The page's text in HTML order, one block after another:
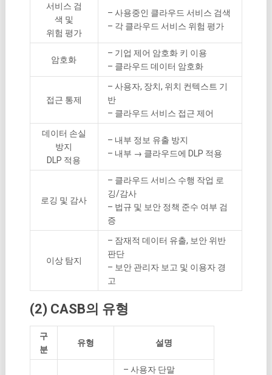
서비스 검
색 및
위험 평가
– 사용중인 클라우드 서비스 검색
– 각 클라우드 서비스 위험 평가
암호화
– 기업 제어 암호화 키 이용
– 클라우드 데이터 암호화
접근 통제
– 사용자, 장치, 위치 컨텍스트 기
반
– 클라우드 서비스 접근 제어
데이터 손실
방지
DLP 적용
– 내부 정보 유출 방지
– 내부 → 클라우드에 DLP 적용
로깅 및 감사
– 클라우드 서비스 수행 작업 로
깅/감사
– 법규 및 보안 정책 준수 여부 검
증
이상 탐지
– 잠재적 데이터 유출, 보안 위반
판단
– 보안 관리자 보고 및 이용자 경
고
(2) CASB의 유형
구
분
유형 설명
– 사용자 단말